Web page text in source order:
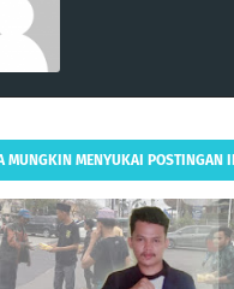
MUNGKIN MENYUKAI POSTINGAN